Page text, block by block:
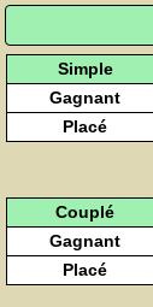
Simple
Gagnant
Placé
Couplé
Gagnant
Placé